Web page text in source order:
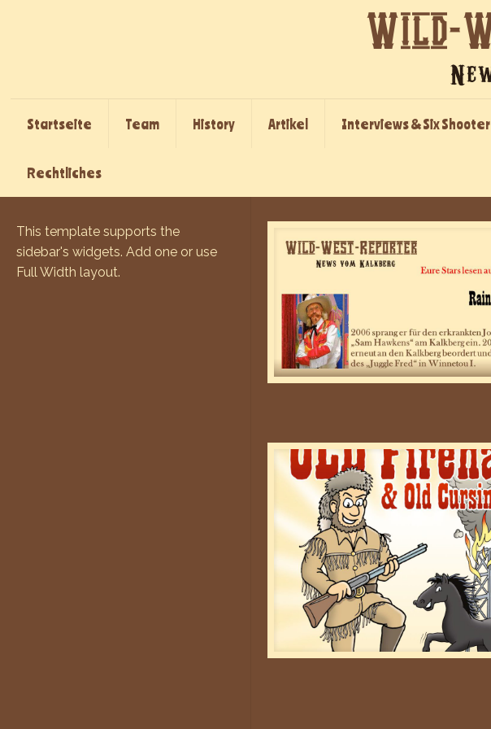
Startseite Team History Artikel Interviews & Six Shooter
Rechtliches
This template supports the
sidebar's widgets. Add one or use
Full Width layout.